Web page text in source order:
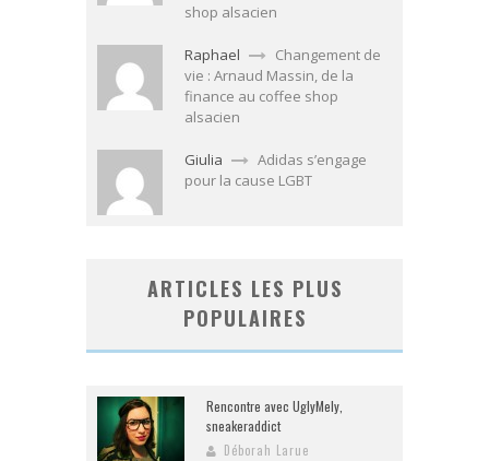
shop alsacien
Raphael
Changement de
vie : Arnaud Massin, de la
finance au coffee shop
alsacien
Giulia
Adidas s’engage
pour la cause LGBT
ARTICLES LES PLUS
POPULAIRES
Rencontre avec UglyMely,
sneakeraddict
Déborah Larue